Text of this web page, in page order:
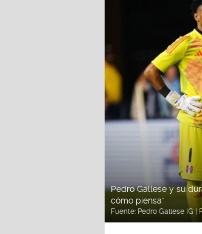
Pedro Gallese y su
cómo piensa"
Fuente: Pedro Gallese IG |